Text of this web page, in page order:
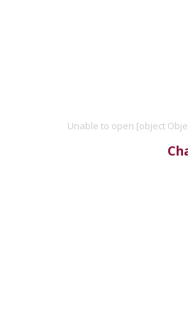
Unable to open [object